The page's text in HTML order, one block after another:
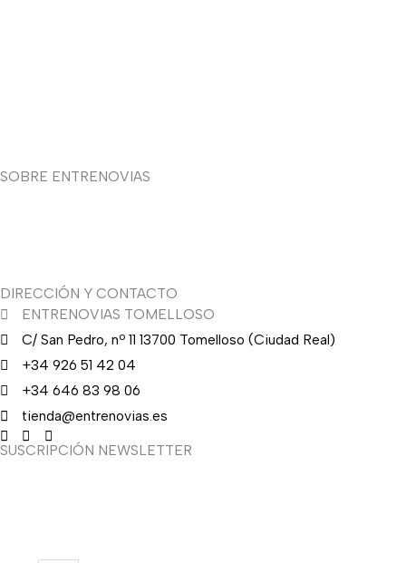
SOBRE ENTRENOVIAS
DIRECCIÓN Y CONTACTO
ENTRENOVIAS TOMELLOSO
C/ San Pedro, nº 11 13700 Tomelloso (Ciudad Real)
+34 926 51 42 04
+34 646 83 98 06
tienda@entrenovias.es
SUSCRIPCIÓN NEWSLETTER